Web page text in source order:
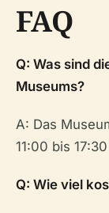
FAQ
Q: Was sind
Museums?
A: Das
11:00 bis
Q: Wie viel